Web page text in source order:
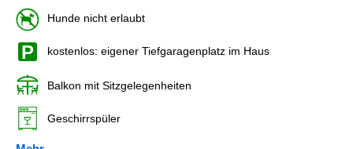
Hunde nicht erlaubt
kostenlos: eigener Tiefgaragenplatz im Haus
Balkon mit Sitzgelegenheiten
Geschirrspüler